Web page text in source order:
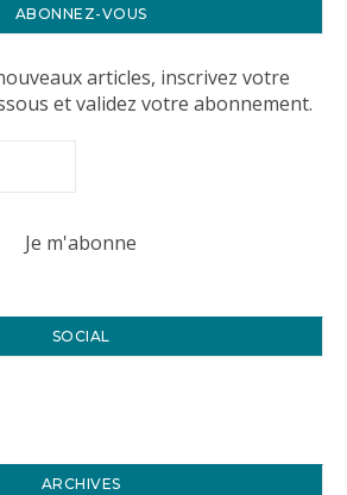
ABONNEZ-VOUS
articles, inscrivez votre
et validez votre abonnement.
SOCIAL
titval35 sur Facebook
de titval35 sur Twitter
de titval35 sur Instagram
ARCHIVES